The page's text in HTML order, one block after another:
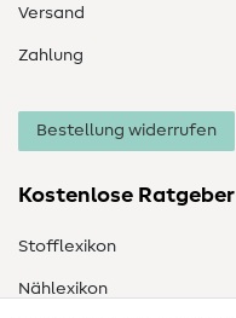
Versand
Zahlung
Bestellung widerrufen
Kostenlose Ratgeber
Stofflexikon
Nählexikon